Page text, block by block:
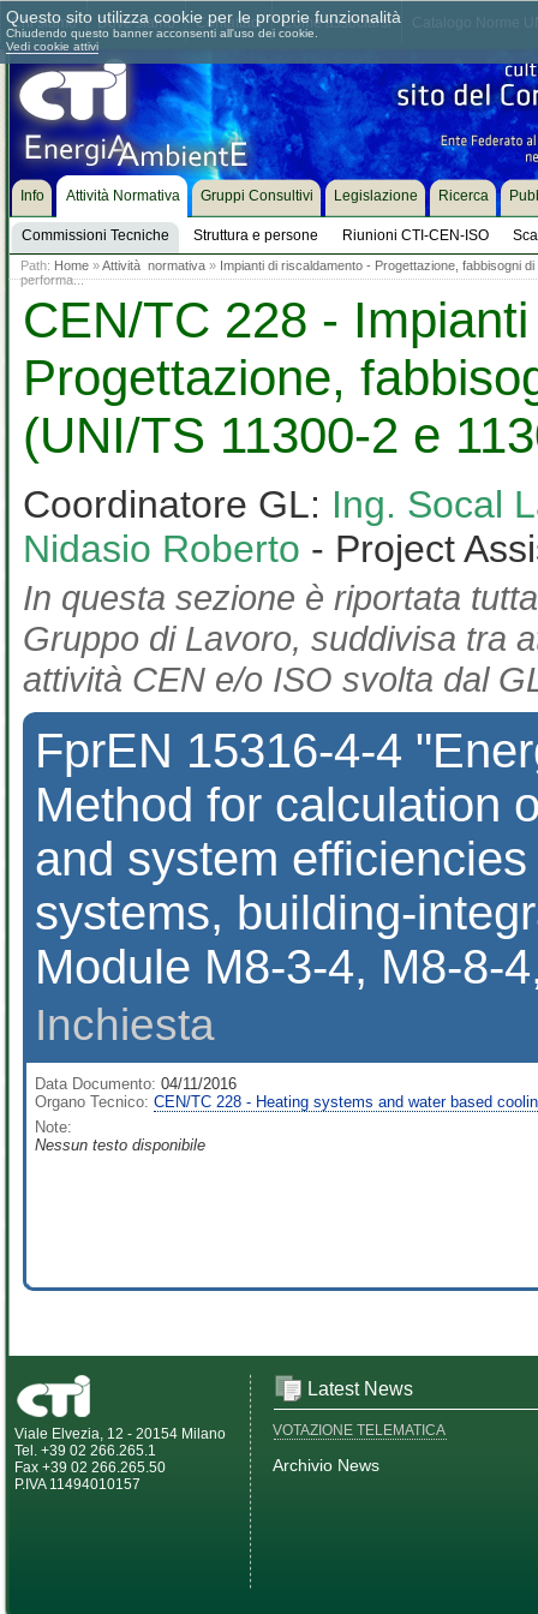
Chi siamo Dove siamo Contattaci Come associarsi
Info Attività Normativa
Commissioni Tecniche Struttura e persone Riunioni CTI-CEN-ISO
Gruppi Consultivi Legislazione Ricerca
Path: Home »Attività normativa » Impianti di riscaldamento - Progettazione, fabbisogni
performa...
CEN/TC 228 -
Progettazione,
(UNI/TS 11300-2 e
Coordinatore GL: Ing. Socal
Nidasio Roberto - Project
In questa sezione è riportata
Gruppo di Lavoro, suddivisa tra
attività CEN e/o ISO svolta dal
FprEN 15316-4-4
Method for calculation
and system
systems, building-
Module M8-3-4, M8-8-
Inchiesta
Data Documento: 04/11/2016
Organo Tecnico: CEN/TC 228 - Heating systems and water based
Note:
Nessun testo disponibile
Viale Elvezia, 12 - 20154 Milano
Tel. +39 02 266.265.1
Fax +39 02 266.265.50
P.IVA 11494010157
Latest News
VOTAZIONE TELEMATICA
Archivio News
Questo sito utilizza cookie per le proprie funzionalità
Chiudendo questo banner acconsenti all'uso dei cookie.
Vedi cookie attivi